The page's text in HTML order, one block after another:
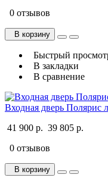
0 отзывов
В корзину
Быстрый
В закладки
В сравнение
Входная дверь Полярис
41 900 р. 39 805 р.
0 отзывов
В корзину